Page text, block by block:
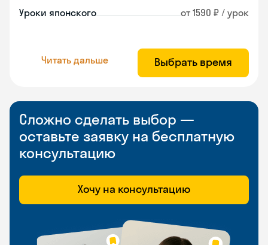
Уроки японского от 1590 ₽ / урок
Читать дальше Выбрать время
Сложно сделать выбор —
оставьте заявку на бесплатную
консультацию
Хочу на консультацию